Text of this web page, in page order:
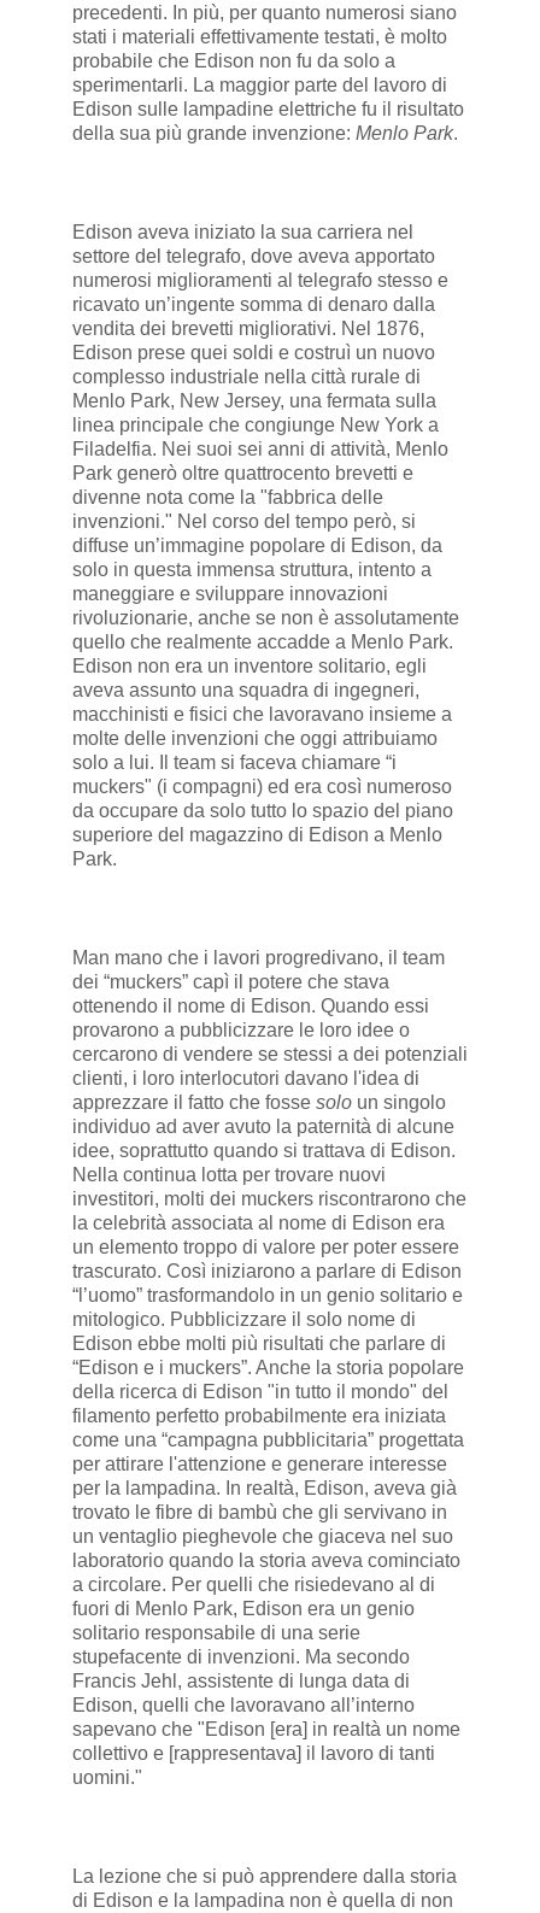
precedenti. In più, per quanto numerosi siano
stati i materiali effettivamente testati, è molto
probabile che Edison non fu da solo a
sperimentarli. La maggior parte del lavoro di
Edison sulle lampadine elettriche fu il risultato
della sua più grande invenzione: Menlo Park.
Edison aveva iniziato la sua carriera nel
settore del telegrafo, dove aveva apportato
numerosi miglioramenti al telegrafo stesso e
ricavato un’ingente somma di denaro dalla
vendita dei brevetti migliorativi. Nel 1876,
Edison prese quei soldi e costruì un nuovo
complesso industriale nella città rurale di
Menlo Park, New Jersey, una fermata sulla
linea principale che congiunge New York a
Filadelfia. Nei suoi sei anni di attività, Menlo
Park generò oltre quattrocento brevetti e
divenne nota come la "fabbrica delle
invenzioni." Nel corso del tempo però, si
diffuse un’immagine popolare di Edison, da
solo in questa immensa struttura, intento a
maneggiare e sviluppare innovazioni
rivoluzionarie, anche se non è assolutamente
quello che realmente accadde a Menlo Park.
Edison non era un inventore solitario, egli
aveva assunto una squadra di ingegneri,
macchinisti e fisici che lavoravano insieme a
molte delle invenzioni che oggi attribuiamo
solo a lui. Il team si faceva chiamare “i
muckers" (i compagni) ed era così numeroso
da occupare da solo tutto lo spazio del piano
superiore del magazzino di Edison a Menlo
Park.
Man mano che i lavori progredivano, il team
dei “muckers” capì il potere che stava
ottenendo il nome di Edison. Quando essi
provarono a pubblicizzare le loro idee o
cercarono di vendere se stessi a dei potenziali
clienti, i loro interlocutori davano l'idea di
apprezzare il fatto che fosse solo un singolo
individuo ad aver avuto la paternità di alcune
idee, soprattutto quando si trattava di Edison.
Nella continua lotta per trovare nuovi
investitori, molti dei muckers riscontrarono che
la celebrità associata al nome di Edison era
un elemento troppo di valore per poter essere
trascurato. Così iniziarono a parlare di Edison
“l’uomo” trasformandolo in un genio solitario e
mitologico. Pubblicizzare il solo nome di
Edison ebbe molti più risultati che parlare di
“Edison e i muckers”. Anche la storia popolare
della ricerca di Edison "in tutto il mondo" del
filamento perfetto probabilmente era iniziata
come una “campagna pubblicitaria” progettata
per attirare l'attenzione e generare interesse
per la lampadina. In realtà, Edison, aveva già
trovato le fibre di bambù che gli servivano in
un ventaglio pieghevole che giaceva nel suo
laboratorio quando la storia aveva cominciato
a circolare. Per quelli che risiedevano al di
fuori di Menlo Park, Edison era un genio
solitario responsabile di una serie
stupefacente di invenzioni. Ma secondo
Francis Jehl, assistente di lunga data di
Edison, quelli che lavoravano all’interno
sapevano che "Edison [era] in realtà un nome
collettivo e [rappresentava] il lavoro di tanti
uomini."
La lezione che si può apprendere dalla storia
di Edison e la lampadina non è quella di non